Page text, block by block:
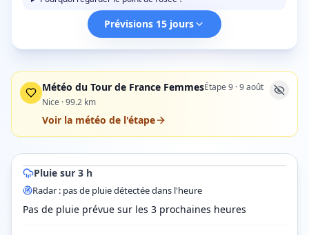
Prévisions 15 jours
Météo du Tour de France FemmesÉtape9 ·9 août
Nice ·99.2 km
Voir la météo de l'étape
Issoudun Bourges
Poitiers
Châteauroux
Radar pluie · Châteauroux
dans 50 min (12 h 35) · prévision
Pluie sur 3 h
Radar : pas de pluie détectée dans l'heure
Pas de pluie prévue sur les 3 prochaines heures